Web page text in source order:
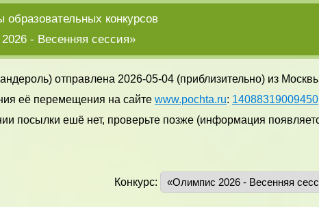
образовательных конкурсов
- Весенняя сессия»
отправлена 2026-05-04 (приблизительно) из
её перемещения на сайте www.pochta.ru: 14088319009450
посылки ешё нет, проверьте позже (информация
Конкурс: